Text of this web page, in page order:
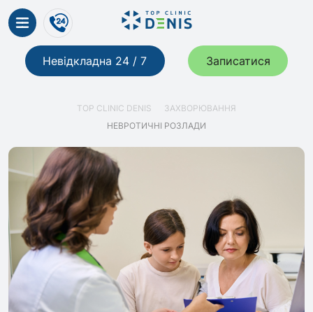
Невідкладна 24 / 7 Записатися
TOP CLINIC DENIS
ЗАХВОРЮВАННЯ
НЕВРОТИЧНІ РОЗЛАДИ